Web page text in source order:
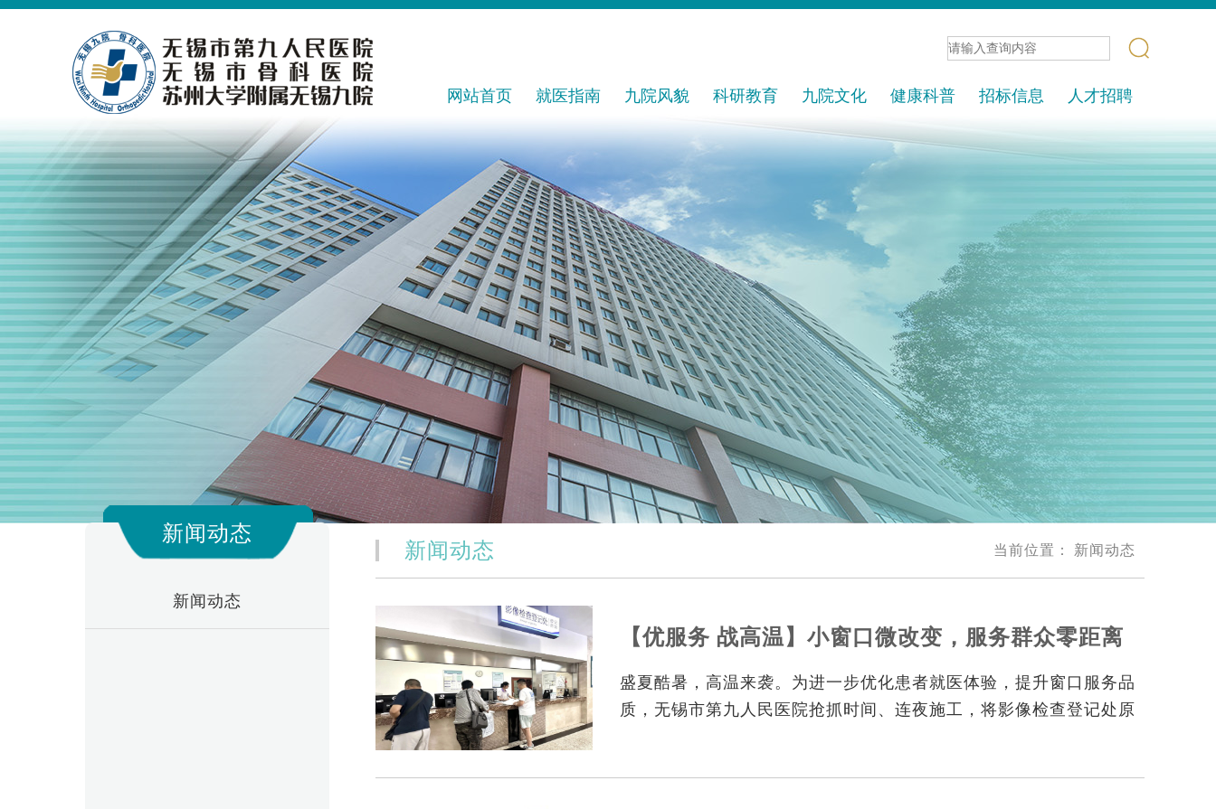
网站首页 就医指南
预约挂号
就诊流程
专家出诊
名医风采
名科荟萃
医保政策
交通指南
九院风貌
医院概况
发展历程
公示公告
院务公开
科研教育
科研平台
继续教育
教育基地
进修管理
导师风采
九院文化
核心体系
党建园地
文明九院
久苑报
爱心联盟
健康科普 招标信息
信息发布
中标通告
人才招聘
新闻动态
新闻动态
新闻动态 当前位置： 新闻动态
【优服务 战高温】小窗口微改变，服务群众零距离
盛夏酷暑，高温来袭。为进一步优化患者就医体验，提升窗口服务品
质，无锡市第九人民医院抢抓时间、连夜施工，将影像检查登记处原